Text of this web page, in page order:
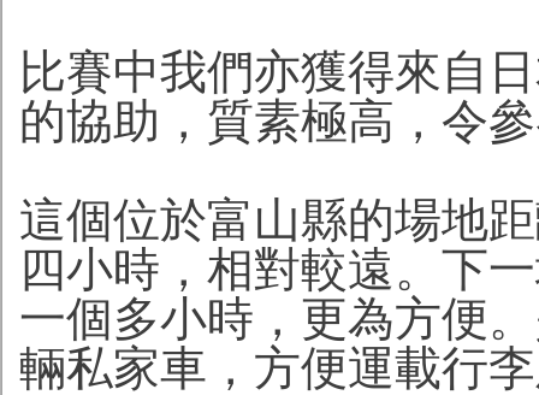
比賽中我們亦獲得來自
的協助，質素極高，令
這個位於富山縣的場地
四小時，相對較遠。下
一個多小時，更為方便
輛私家車，方便運載行